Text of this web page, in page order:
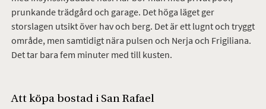
prunkande trädgård och garage. Det höga läget ger
storslagen utsikt över hav och berg. Det är ett lugnt och tryggt
område, men samtidigt nära pulsen och Nerja och Frigiliana.
Det tar bara fem minuter med till kusten.
Att köpa bostad i San Rafael